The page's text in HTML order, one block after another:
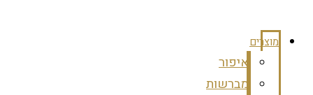
מוצרים
איפור
מברשות